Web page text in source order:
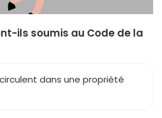
ils soumis au Code de la
dans une propriété